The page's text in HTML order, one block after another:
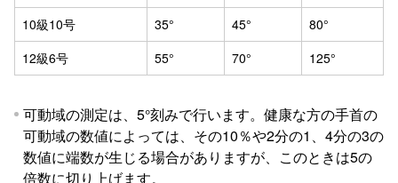
10級10号
35° 45°
80°
12級6号
55° 70° 125°
可動域の測定は、5°刻みで行います。健康な方の手首の
可動域の数値によっては、その10％や2分の1、4分の3の
数値に端数が生じる場合がありますが、このときは5の
倍数に切り上げます。